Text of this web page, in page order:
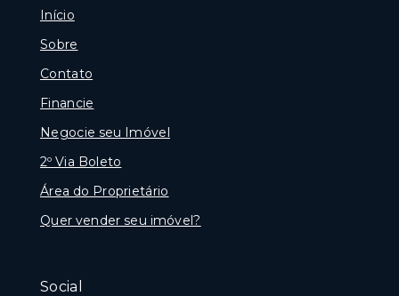
Início
Sobre
Contato
Financie
Negocie seu Imóvel
2º Via Boleto
Área do Proprietário
Quer vender seu imóvel?
Social